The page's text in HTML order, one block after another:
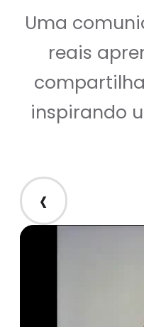
Uma
reais
inspirando
‹